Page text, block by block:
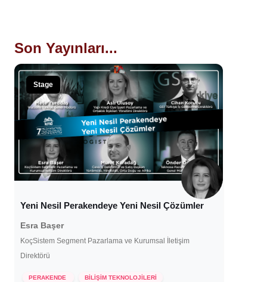
Son Yayınları...
Stage
Yeni Nesil Perakendeye Yeni Nesil Çözümler
Esra Başer
KoçSistem Segment Pazarlama ve Kurumsal İletişim
Direktörü
PERAKENDE BİLİŞİM TEKNOLOJİLERİ